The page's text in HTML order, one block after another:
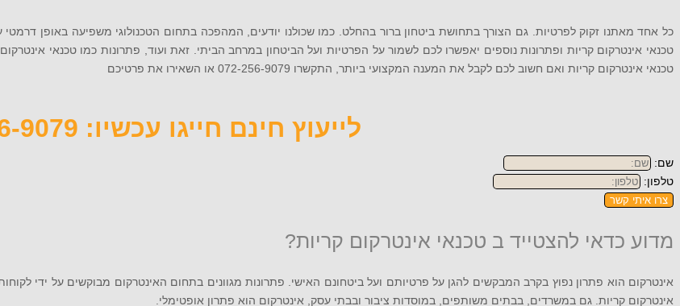
כל אחד מאתנו זקוק לפרטיות. גם הצורך בתחושת ביטחון ברור בהחלט. כמו שכולנו יודעים, המהפכה בתחום הטכנולוגי משפיעה באופן דרמטי
טכנאי אינטרקום קריות ופתרונות נוספים יאפשרו לכם לשמור על הפרטיות ועל הביטחון במרחב הביתי. זאת ועוד, פתרונות כמו טכנאי
טכנאי אינטרקום קריות ואם חשוב לכם לקבל את המענה המקצועי ביותר, התקשרו 072-256-9079 או השאירו את פרטיכם
לייעוץ חינם חייגו עכשיו: 072-256-9079
שם:
טלפון:
צרו איתי קשר
מדוע כדאי להצטייד ב טכנאי אינטרקום קריות?
אינטרקום הוא פתרון נפוץ בקרב המבקשים להגן על פרטיותם ועל ביטחונם האישי. פתרונות מגוונים בתחום האינטרקום מבוקשים על ידי
אינטרקום קריות. גם במשרדים, בבתים משותפים, במוסדות ציבור ובבתי עסק, אינטרקום הוא פתרון אופטימלי.